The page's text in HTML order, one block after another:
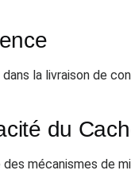
la livraison de
du
mécanismes de